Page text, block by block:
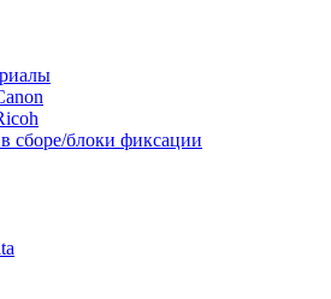
сборе/блоки фиксации